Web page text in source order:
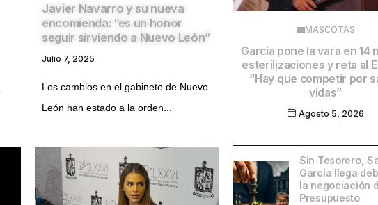
Javier Navarro y su nueva
encomienda: “es un honor
seguir sirviendo a Nuevo León”
Julio 7, 2025
Los cambios en el gabinete de Nuevo
León han estado a la orden...
MASCOTAS
García pone la vara en 14
esterilizaciones y reta al
“Hay que competir por
vidas”
Agosto 5, 2026
Sin Tesorero,
García llega
la negociación
Presupuesto